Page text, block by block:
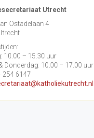
Utrecht
Ostadelaan 4
10.00 – 15.30 uur
Donderdag: 10.00 – 17.00 uur
254 6147